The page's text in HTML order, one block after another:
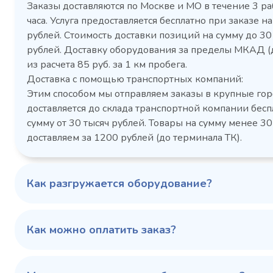
Холодильный шкаф Polair
CM105-G из нержавеющей
стали
Расход
электроэнергии за
сутки, кВт/ч, не
3,5
размеры (Д х Ш х В),
режим, °C
TM2-G
Артикул
размеры
мм
Серия
Заказы доставляются по Москве и МО в течение 3
часа. Услуга предоставляется бесплатно при заказе
рублей. Стоимость доставки позиций на сумму до
рублей. Доставку оборудования за пределы МКАД
из расчета 85 руб. за 1 км пробега.
Доставка с помощью транспортных компаний:
Этим способом мы отправляем заказы в крупные
доставляется до склада транспортной компании
сумму от 30 тысяч рублей. Товары на сумму менее
доставляем за 1200 рублей (до терминала ТК).
Как разгружается оборудование?
Как можно оплатить заказ?